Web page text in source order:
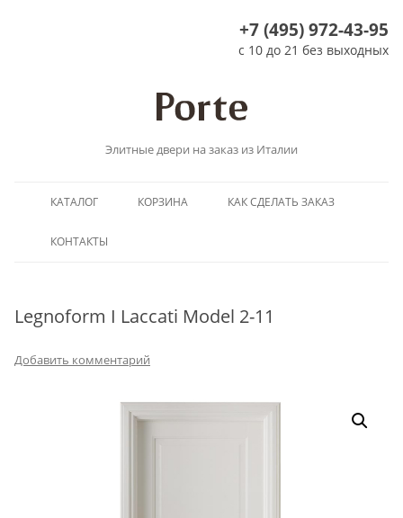
+7 (495) 972-43-95
с 10 до 21 без выходных
Элитные двери на заказ из Италии
КАТАЛОГ КОРЗИНА КАК СДЕЛАТЬ ЗАКАЗ
КОНТАКТЫ
Legnoform I Laccati Model 2-11
Добавить комментарий